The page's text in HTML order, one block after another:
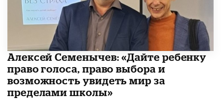
Алексей Семенычев: «Дайте ребенку
право голоса, право выбора и
возможность увидеть мир за
пределами школы»